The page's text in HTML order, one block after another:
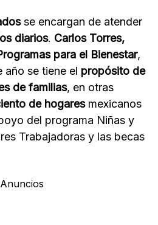
se encargan de atender
diarios. Carlos Torres,
para el Bienestar,
año se tiene el propósito de
de familias, en otras
de hogares mexicanos
del programa Niñas y
Trabajadoras y las becas
Anuncios